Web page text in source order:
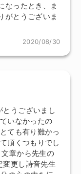
なったとき、ま
がとうございま
2020/08/30
うございまし
いなかったの
ても有り難かっ
頂くつもりでし
章から先生の
変更し詩音先生